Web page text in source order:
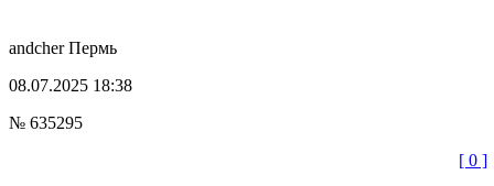
andcherПермь
08.07.2025 18:38
№ 635295
[ 0 ]